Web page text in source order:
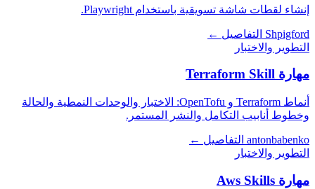
إنشاء لقطات شاشة تسويقية باستخدام Playwright.
Shpigford التفاصيل ←
التطوير والاختبار
مهارة Terraform Skill
أنماط Terraform و OpenTofu: الاختبار والوحدات النمطية والحالة
وخطوط أنابيب التكامل والنشر المستمر.
antonbabenko التفاصيل ←
التطوير والاختبار
مهارة Aws Skills